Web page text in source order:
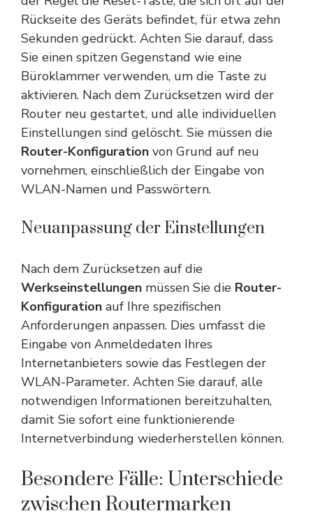
Rückseite des Geräts befindet, für etwa zehn
Sekunden gedrückt. Achten Sie darauf, dass
Sie einen spitzen Gegenstand wie eine
Büroklammer verwenden, um die Taste zu
aktivieren. Nach dem Zurücksetzen wird der
Router neu gestartet, und alle individuellen
Einstellungen sind gelöscht. Sie müssen die
Router-Konfiguration von Grund auf neu
vornehmen, einschließlich der Eingabe von
WLAN-Namen und Passwörtern.
Neuanpassung der Einstellungen
Nach dem Zurücksetzen auf die
Werkseinstellungen müssen Sie die Router-
Konfiguration auf Ihre spezifischen
Anforderungen anpassen. Dies umfasst die
Eingabe von Anmeldedaten Ihres
Internetanbieters sowie das Festlegen der
WLAN-Parameter. Achten Sie darauf, alle
notwendigen Informationen bereitzuhalten,
damit Sie sofort eine funktionierende
Internetverbindung wiederherstellen können.
Besondere Fälle: Unterschiede
zwischen Routermarken